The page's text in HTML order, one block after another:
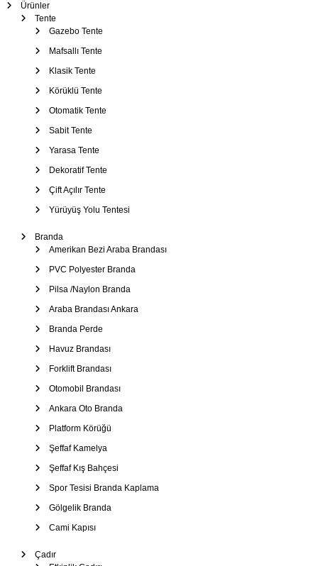
m
Ürünler
Tente
Gazebo Tente
Mafsallı Tente
Klasik Tente
Körüklü Tente
Otomatik Tente
Sabit Tente
Yarasa Tente
Dekoratif Tente
Çift Açılır Tente
Yürüyüş Yolu Tentesi
Branda
Amerikan Bezi Araba Brandası
PVC Polyester Branda
Pilsa /Naylon Branda
Araba Brandası Ankara
Branda Perde
Havuz Brandası
Forklift Brandası
Otomobil Brandası
Ankara Oto Branda
Platform Körüğü
Şeffaf Kamelya
Şeffaf Kış Bahçesi
Spor Tesisi Branda Kaplama
Gölgelik Branda
Cami Kapısı
Çadır